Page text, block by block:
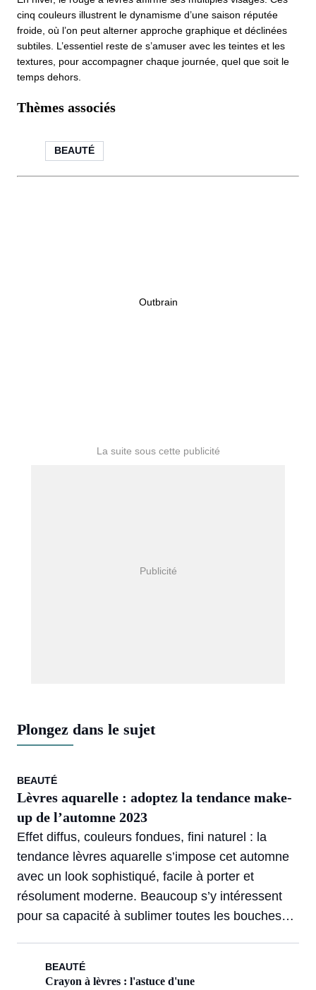
cinq couleurs illustrent le dynamisme d’une saison réputée
froide, où l’on peut alterner approche graphique et déclinées
subtiles. L’essentiel reste de s’amuser avec les teintes et les
textures, pour accompagner chaque journée, quel que soit le
temps dehors.
Thèmes associés
BEAUTÉ
Outbrain
Plongez dans le sujet
BEAUTÉ
Lèvres aquarelle : adoptez la tendance make-
up de l’automne 2023
Effet diffus, couleurs fondues, fini naturel : la
tendance lèvres aquarelle s’impose cet automne
avec un look sophistiqué, facile à porter et
résolument moderne. Beaucoup s’y intéressent
pour sa capacité à sublimer toutes les bouches
BEAUTÉ
Crayon à lèvres : l'astuce d'une